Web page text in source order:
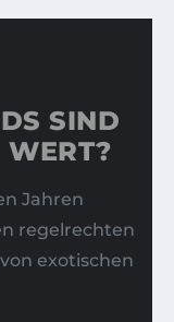
SIND
WERT?
Jahren
regelrechten
exotischen